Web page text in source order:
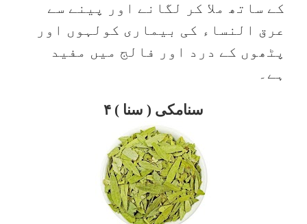
کے ساتھ ملا کر لگانے اور پینے سے
عرق النساء کی بیماری کولہوں اور
پٹھوں کے درد اور فالج میں مفید
ہے۔
۴ سنامکی ( سنا )